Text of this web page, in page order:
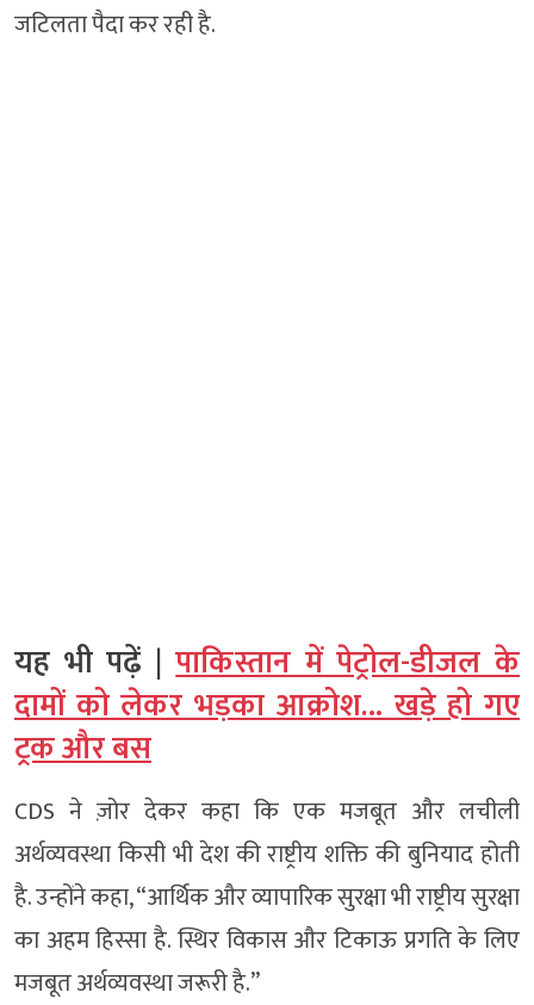
जटिलता पैदा कर रही है.
यह भी पढ़ें |पाकिस्तान में पेट्रोल-डीजल के
दामों को लेकर भड़का आक्रोश… खड़े हो गए
ट्रक और बस
CDS ने ज़ोर देकर कहा कि एक मजबूत और लचीली
अर्थव्यवस्था किसी भी देश की राष्ट्रीय शक्ति की बुनियाद होती
है. उन्होंने कहा, “आर्थिक और व्यापारिक सुरक्षा भी राष्ट्रीय सुरक्षा
का अहम हिस्सा है. स्थिर विकास और टिकाऊ प्रगति के लिए
मजबूत अर्थव्यवस्था जरूरी है.”